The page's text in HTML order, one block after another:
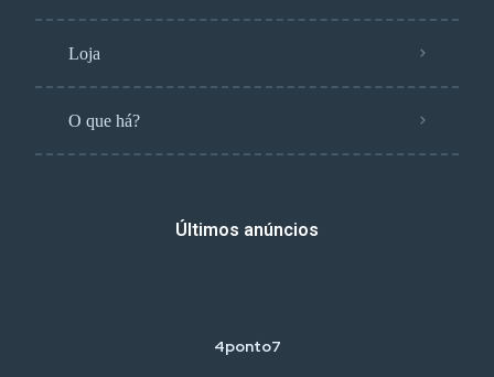
Loja
O que há?
Últimos anúncios
4ponto7